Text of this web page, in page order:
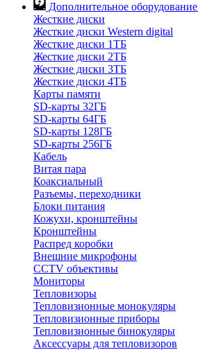
Дополнительное оборудование
Жесткие диски
Жесткие диски Western digital
Жесткие диски 1ТБ
Жесткие диски 2ТБ
Жесткие диски 3ТБ
Жесткие диски 4ТБ
Карты памяти
SD-карты 32ГБ
SD-карты 64ГБ
SD-карты 128ГБ
SD-карты 256ГБ
Кабель
Витая пара
Коаксиальный
Разъемы, переходники
Блоки питания
Кожухи, кронштейны
Кронштейны
Распред коробки
Внешние микрофоны
CCTV объективы
Мониторы
Тепловизоры
Тепловизионные монокуляры
Тепловизионные приборы
Тепловизионные бинокуляры
Аксессуары для тепловизоров